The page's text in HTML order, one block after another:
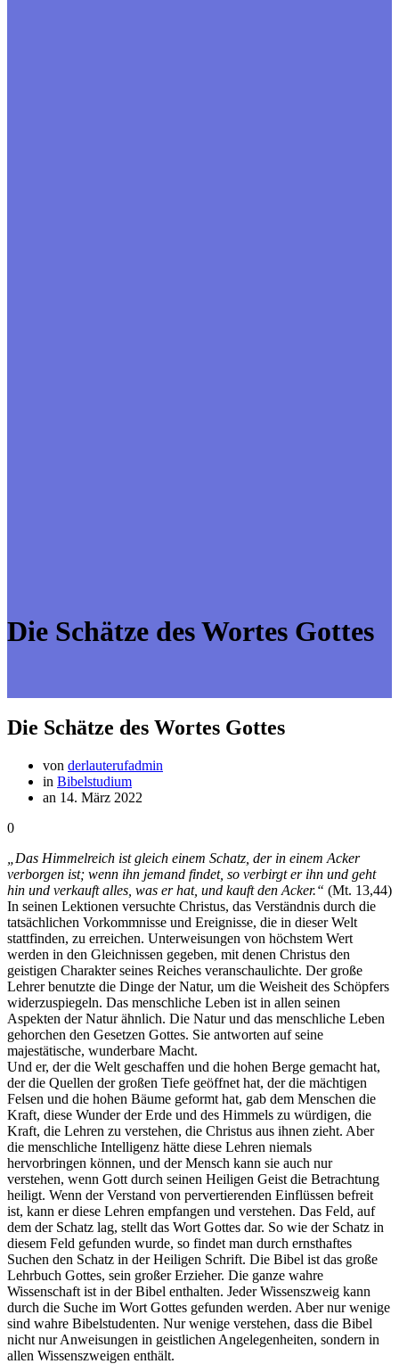
Die Schätze des Wortes Gottes
Die Schätze des Wortes Gottes
von derlauterufadmin
in Bibelstudium
an 14. März 2022
0
„Das Himmelreich ist gleich einem Schatz, der in einem Acker
verborgen ist; wenn ihn jemand findet, so verbirgt er ihn und geht
hin und verkauft alles, was er hat, und kauft den Acker.“ (Mt. 13,44)
In seinen Lektionen versuchte Christus, das Verständnis durch die
tatsächlichen Vorkommnisse und Ereignisse, die in dieser Welt
stattfinden, zu erreichen. Unterweisungen von höchstem Wert
werden in den Gleichnissen gegeben, mit denen Christus den
geistigen Charakter seines Reiches veranschaulichte. Der große
Lehrer benutzte die Dinge der Natur, um die Weisheit des Schöpfers
widerzuspiegeln. Das menschliche Leben ist in allen seinen
Aspekten der Natur ähnlich. Die Natur und das menschliche Leben
gehorchen den Gesetzen Gottes. Sie antworten auf seine
majestätische, wunderbare Macht.
Und er, der die Welt geschaffen und die hohen Berge gemacht hat,
der die Quellen der großen Tiefe geöffnet hat, der die mächtigen
Felsen und die hohen Bäume geformt hat, gab dem Menschen die
Kraft, diese Wunder der Erde und des Himmels zu würdigen, die
Kraft, die Lehren zu verstehen, die Christus aus ihnen zieht. Aber
die menschliche Intelligenz hätte diese Lehren niemals
hervorbringen können, und der Mensch kann sie auch nur
verstehen, wenn Gott durch seinen Heiligen Geist die Betrachtung
heiligt. Wenn der Verstand von pervertierenden Einflüssen befreit
ist, kann er diese Lehren empfangen und verstehen. Das Feld, auf
dem der Schatz lag, stellt das Wort Gottes dar. So wie der Schatz in
diesem Feld gefunden wurde, so findet man durch ernsthaftes
Suchen den Schatz in der Heiligen Schrift. Die Bibel ist das große
Lehrbuch Gottes, sein großer Erzieher. Die ganze wahre
Wissenschaft ist in der Bibel enthalten. Jeder Wissenszweig kann
durch die Suche im Wort Gottes gefunden werden. Aber nur wenige
sind wahre Bibelstudenten. Nur wenige verstehen, dass die Bibel
nicht nur Anweisungen in geistlichen Angelegenheiten, sondern in
allen Wissenszweigen enthält.